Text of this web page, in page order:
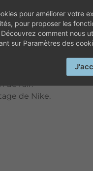
de porter le polo
de l'air.
de Nike.
pour améliorer votre
pour proposer les
comment nous
sur Paramètres des